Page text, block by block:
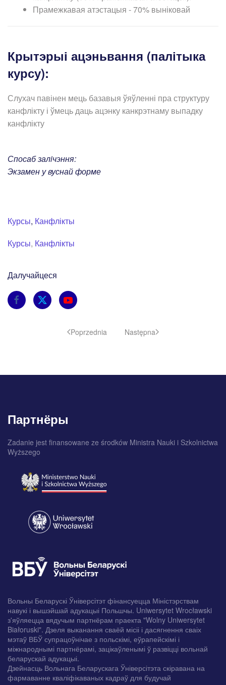
Курсы, Канфлікты
Курсы, Канфлікты
Далучайцеся
Прамежкавая атэстацыя - 70% выніковай
Крытэрыі ацэньвання (палітыка
курсу):
Слухач павінен мець базавыя ўяўленні пра структуру
канфлікту і ўмець даць ацэнку канкрэтнаму выпадку
канфлікту
Спосаб залiчэння:
Экзамен у вуснай форме
Poprzednia Następna
Партнёры
Zadanie jest finansowane ze środków Ministra Nauki i Szkolnictwa
Wyższego
Вольны Беларускі Ўніверсітэт фінансуецца Міністэрствам
навукі і вышэйшай адукацыі Польшчы. Uniwersytet Wrocławski
з'яўляецца вядучым партнёрам праекта "Wolny Uniwersytet
Białoruski". Дзеля выканання сваёй місіі і дасягнення сваіх
мэтаў ВБЎ супрацоўнічае з польскімі, еўрапейскімі і
міжнароднымі партнёрамі, зацікаўленымі ў развіцці вольнай
беларускай адукацыі.
Дзейнасць Вольнага Беларускага Ўніверсітэта скіравана на
фармаванне кваліфікаваных кадраў для будучай